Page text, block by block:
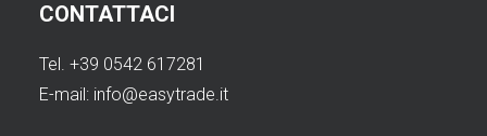
CONTATTACI
Tel. +39 0542 617281
E-mail: info@easytrade.it